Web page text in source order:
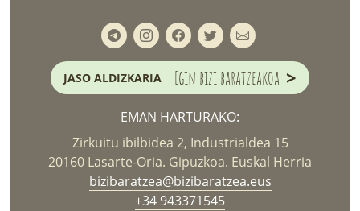
JASO ALDIZKARIA Egin bizi baratzeakoa >
EMAN HARTURAKO:
Zirkuitu ibilbidea 2, Industrialdea 15
20160 Lasarte-Oria. Gipuzkoa. Euskal Herria
bizibaratzea@bizibaratzea.eus
+34 943371545